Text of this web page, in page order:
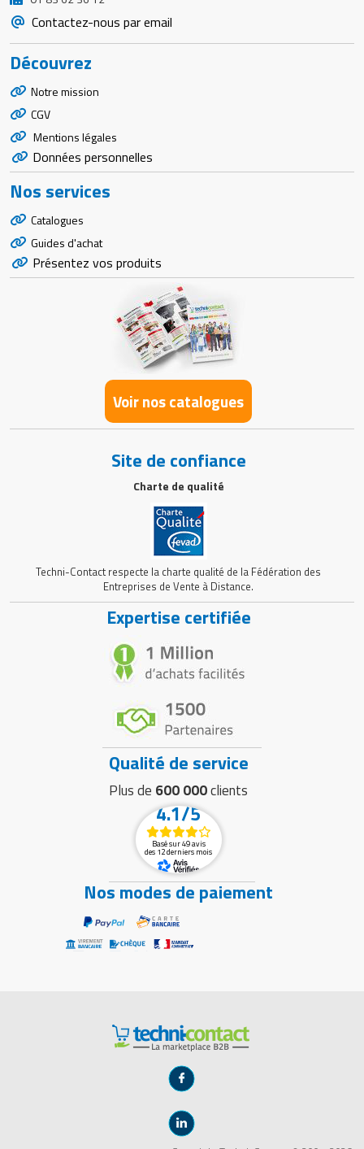
Contactez-nous par email
Découvrez
Notre mission
CGV
Mentions légales
Données personnelles
Nos services
Catalogues
Guides d'achat
Présentez vos produits
Voir nos catalogues
Site de confiance
Charte de qualité
Techni-Contact respecte la charte qualité de la Fédération des
Entreprises de Vente à Distance.
Expertise certifiée
Qualité de service
Plus de 600 000clients
4.1/5
Basé sur 49 avis
des 12 derniers mois
Nos modes de paiement